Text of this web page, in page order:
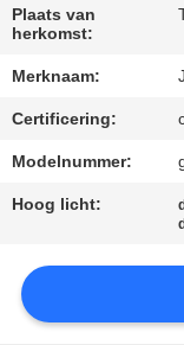
MET
ONS
VERZOEK
OM
CITAAT
Plaats van
herkomst:
Merknaam:
Certificering:
Modelnummer:
Hoog licht: